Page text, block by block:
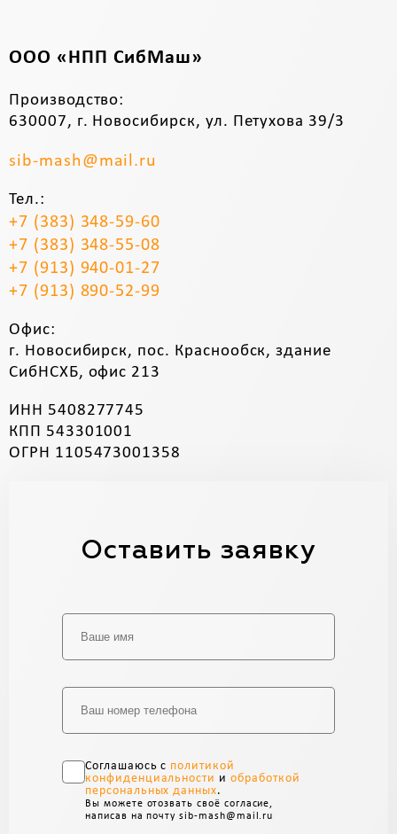
ООО «НПП СибМаш»
Производство:
630007, г. Новосибирск, ул. Петухова 39/3
sib-mash@mail.ru
Тел.:
+7 (383) 348-59-60
+7 (383) 348-55-08
+7 (913) 940-01-27
+7 (913) 890-52-99
Офис:
г. Новосибирск, пос. Краснообск, здание
СибНСХБ, офис 213
ИНН 5408277745
КПП 543301001
ОГРН 1105473001358
Оставить заявку
Соглашаюсь с политикой
конфиденциальности и обработкой
персональных данных.
Вы можете отозвать своё согласие,
написав на почту sib-mash@mail.ru